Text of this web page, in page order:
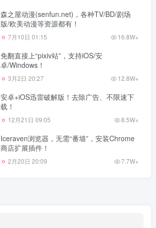
森之屋动漫(senfun.net)，各种TV/BD/剧场
版/欧美动漫等资源都有！
7月10日 01:15 16.8W+
免翻直接上“pixiv站”，支持iOS/安
卓/Windows！
3月2日 20:27 12.8W+
安卓+iOS迅雷破解版！去除广告、不限速下
载！
12月21日 09:05 8.5W+
Iceraven浏览器，无需“番墙”，安装Chrome
商店扩展插件！
2月20日 20:09 7.7W+